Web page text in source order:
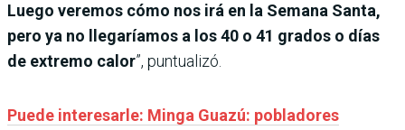
Luego veremos cómo nos irá en la Semana Santa,
pero ya no llegaríamos a los 40 o 41 grados o días
de extremo calor”, puntualizó.
Puede interesarle: Minga Guazú: pobladores